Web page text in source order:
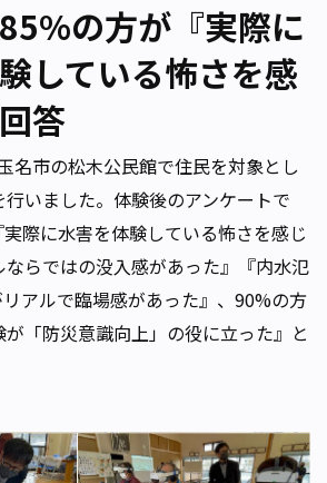
の方が『実際に
している怖さを感
答
名市の松木公民館で住民を対象とし
行いました。体験後のアンケートで
際に水害を体験している怖さを感じ
ならではの没入感があった』『内水氾
アルで臨場感があった』、90%の方
が「防災意識向上」の役に立った』と